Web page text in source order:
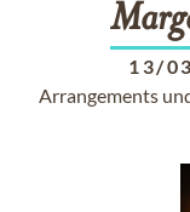
13/
Arrangements